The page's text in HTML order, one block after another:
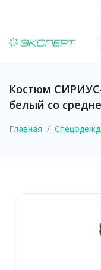
Костюм
белый со
Главная